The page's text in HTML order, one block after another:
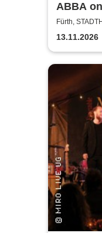
ABBA
Show
Fürth,
13.11.2026